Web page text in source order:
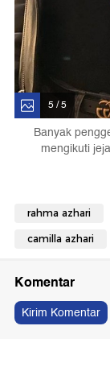
5 / 5
Banyak
mengikuti
rahma azhari
camilla azhari
Komentar
Kirim Komentar